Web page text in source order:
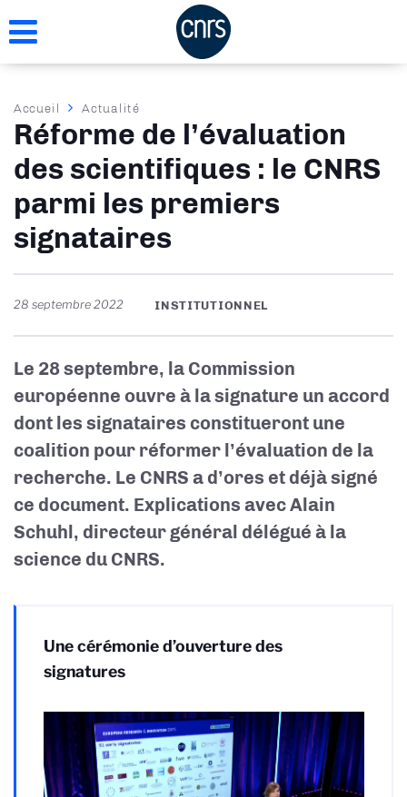
au
Fil
d'Ariane
Accueil Actualité
Réforme de l’évaluation
des scientifiques : le CNRS
parmi les premiers
signataires
28 septembre 2022 INSTITUTIONNEL
Le 28 septembre, la Commission
européenne ouvre à la signature un accord
dont les signataires constitueront une
coalition pour réformer l’évaluation de la
recherche. Le CNRS a d’ores et déjà signé
ce document. Explications avec Alain
Schuhl, directeur général délégué à la
science du CNRS.
Une cérémonie d’ouverture des
signatures